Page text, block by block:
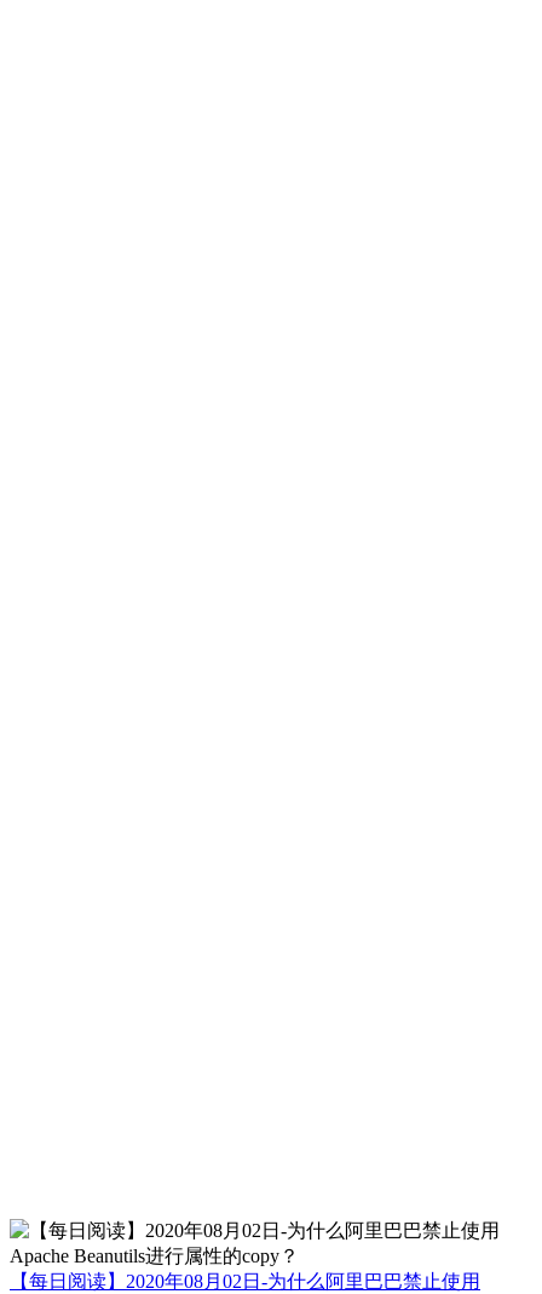
【每日阅读】2020年08月02日-为什么阿里巴巴禁止使用